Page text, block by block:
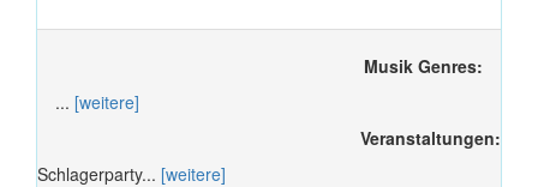
Musik Genres:
... [weitere]
Veranstaltungen:
Schlagerparty... [weitere]